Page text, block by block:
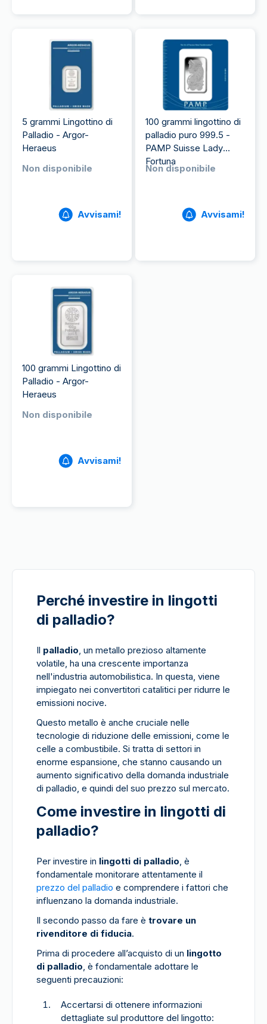
5 grammi Lingottino di
Palladio - Argor-
Heraeus
Non disponibile
Avvisami!
100 grammi lingottino di
palladio puro 999.5 -
PAMP Suisse Lady
Fortuna
Non disponibile
Avvisami!
100 grammi Lingottino di
Palladio - Argor-
Heraeus
Non disponibile
Avvisami!
Perché investire in lingotti
di palladio?
Il palladio, un metallo prezioso altamente
volatile, ha una crescente importanza
nell'industria automobilistica. In questa, viene
impiegato nei convertitori catalitici per ridurre le
emissioni nocive.
Questo metallo è anche cruciale nelle
tecnologie di riduzione delle emissioni, come le
celle a combustibile. Si tratta di settori in
enorme espansione, che stanno causando un
aumento significativo della domanda industriale
di palladio, e quindi del suo prezzo sul mercato.
Come investire in lingotti di
palladio?
Per investire in lingotti di palladio, è
fondamentale monitorare attentamente il
prezzo del palladio e comprendere i fattori che
influenzano la domanda industriale.
Il secondo passo da fare è trovare un
rivenditore di fiducia.
Prima di procedere all’acquisto di un lingotto
di palladio, è fondamentale adottare le
seguenti precauzioni:
Accertarsi di ottenere informazioni
dettagliate sul produttore del lingotto: